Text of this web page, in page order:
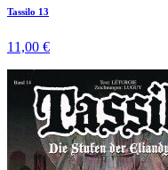
Tassilo 13
11,00 €